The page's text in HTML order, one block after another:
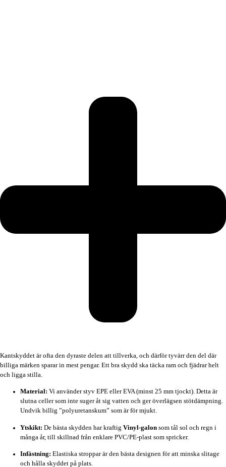
Kantskyddet är ofta den dyraste delen att tillverka, och därför tyvärr den del där
billiga märken sparar in mest pengar. Ett bra skydd ska täcka ram och fjädrar helt
och ligga stilla.
Material: Vi använder styv EPE eller EVA (minst 25 mm tjockt). Detta är
slutna celler som inte suger åt sig vatten och ger överlägsen stötdämpning.
Undvik billig ”polyuretanskum” som är för mjukt.
Ytskikt: De bästa skydden har kraftig Vinyl-galon som tål sol och regn i
många år, till skillnad från enklare PVC/PE-plast som spricker.
Infästning: Elastiska stroppar är den bästa designen för att minska slitage
och hålla skyddet på plats.